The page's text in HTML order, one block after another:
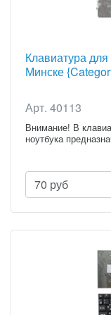
Клавиатура для
Минске
Арт. 40113
Внимание! В
ноутбука
70 руб